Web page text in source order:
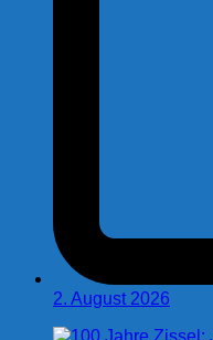
2. August 2026